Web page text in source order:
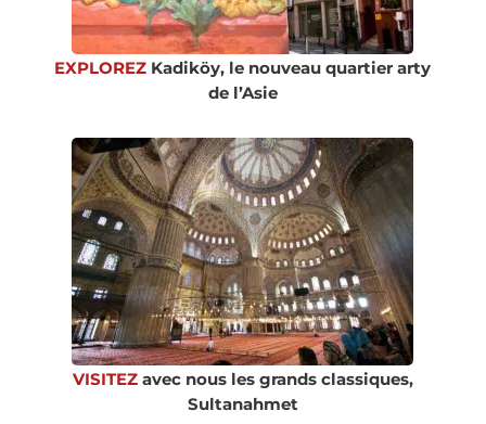
EXPLOREZ Kadiköy, le nouveau quartier arty
de l’Asie
VISITEZ avec nous les grands classiques,
Sultanahmet